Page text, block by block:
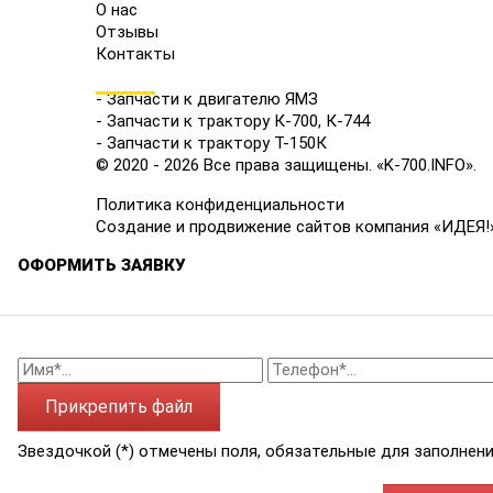
О нас
Отзывы
Контакты
- Запчасти к двигателю ЯМЗ
- Запчасти к трактору К-700, К-744
- Запчасти к трактору Т-150К
© 2020 - 2026 Все права защищены. «K-700.INFO».
Политика конфиденциальности
Создание и продвижение сайтов компания
ОФОРМИТЬ ЗАЯВКУ
Прикрепить файл
Звездочкой (*) отмечены поля, обязательные для